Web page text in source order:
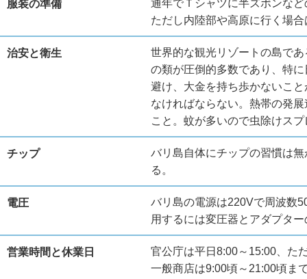
服装の準備
通年でＴシャツに半ズボンな
ただし内陸部や高原に行く場
治安と衛生
世界的な観光リゾートの島で
の類が圧倒的多数であり、特
避け、大金を持ち歩かないこ
なければならない。熱帯の発
こと。蚊が多いので虫除けス
チップ
バリ島自体にチップの習慣は
る。
電圧
バリ島の電源は220Vで周波数
用するには変圧器とアダプタ
営業時間と休業日
官公庁は平日8:00～15:00、た
一般商店は9:00頃～21:00頃ま